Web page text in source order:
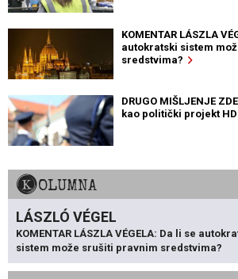
KOMENTAR LÁSZLA
autokratski sistem
sredstvima?
DRUGO MIŠLJENJE
kao politički projekt
KOLUMNA
LÁSZLÓ VÉGEL
KOMENTAR LÁSZLA VÉGELA: Da li se
sistem može srušiti pravnim sredstvima?